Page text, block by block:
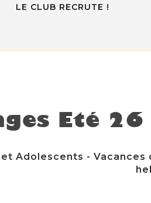
LE CLUB RECRUTE !
voici d'autres options à la place
Eté
Adolescents -